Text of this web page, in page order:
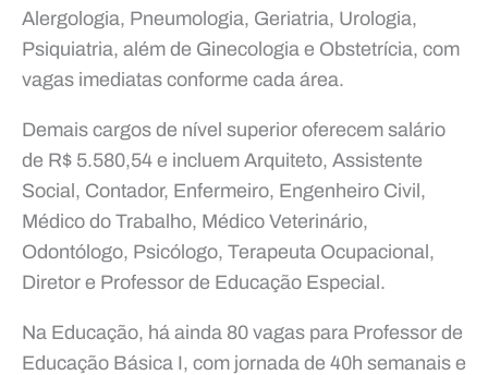
Alergologia, Pneumologia, Geriatria, Urologia,
Psiquiatria, além de Ginecologia e Obstetrícia, com
vagas imediatas conforme cada área.
Demais cargos de nível superior oferecem salário
de R$ 5.580,54 e incluem Arquiteto, Assistente
Social, Contador, Enfermeiro, Engenheiro Civil,
Médico do Trabalho, Médico Veterinário,
Odontólogo, Psicólogo, Terapeuta Ocupacional,
Diretor e Professor de Educação Especial.
Na Educação, há ainda 80 vagas para Professor de
Educação Básica I, com jornada de 40h semanais e